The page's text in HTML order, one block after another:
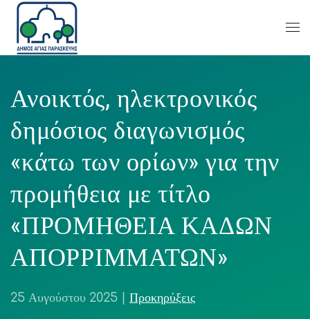
Ανοικτός, ηλεκτρονικός
δημόσιος διαγωνισμός
«κάτω των ορίων» για την
προμήθεια με τίτλο
«ΠΡΟΜΗΘΕΙΑ ΚΑΔΩΝ
ΑΠΟΡΡΙΜΜΑΤΩΝ»
25 Αυγούστου 2025 Προκηρύξεις